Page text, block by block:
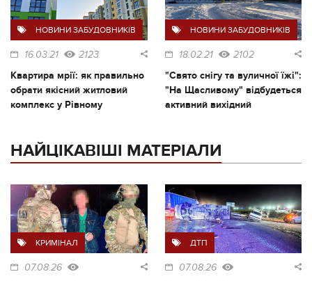
НОВИНИ ЗАБУДОВНИКІВ
16.03.21 2123
Квартира мрії: як правильно
обрати якісний житловий
комплекс у Рівному
НОВИНИ ЗАБУДОВНИКІВ
18.02.21 2102
"Свято снігу та вуличної їжі":
"На Щасливому" відбудеться
активний вихідний
НАЙЦІКАВІШІ МАТЕРІАЛИ
КРИМІНАЛ
07.08.26
ДТП
07.08.26